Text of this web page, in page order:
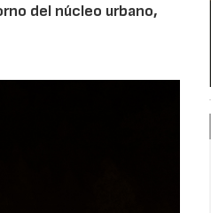
del núcleo urbano,